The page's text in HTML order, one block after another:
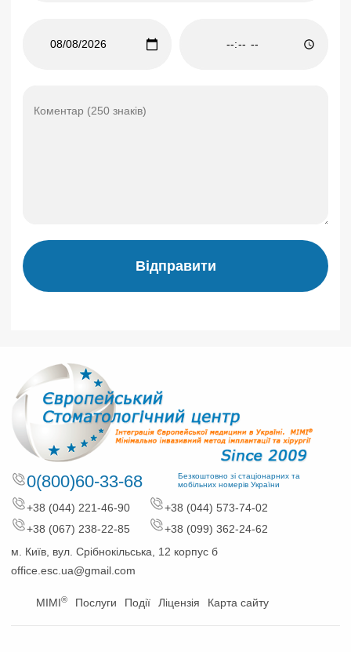
Відправити
0(800)60-33-68
Безкоштовно зі стаціонарних та
мобільних номерів України
+38 (044) 221-46-90
+38 (044) 573-74-02
+38 (067) 238-22-85
+38 (099) 362-24-62
м. Київ, вул. Срібнокільська, 12 корпус б
office.esc.ua@gmail.com
MIMI® Послуги Події Ліцензія Карта сайту